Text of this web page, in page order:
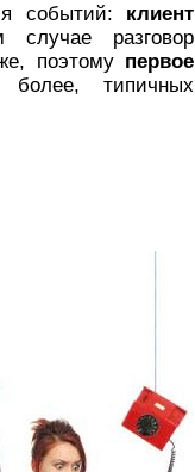
событий: клиент
разговор
поэтому первое
типичных